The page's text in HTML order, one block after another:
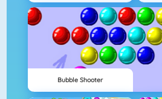
Bubble Shooter